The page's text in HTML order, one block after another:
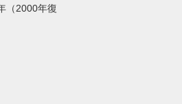
（2000年復